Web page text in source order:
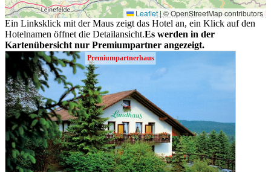
Leaflet | © OpenStreetMap contributors
Ein Linksklick mit der Maus zeigt das Hotel an, ein Klick auf den
Hotelnamen öffnet die Detailansicht.Es werden in der
Kartenübersicht nur Premiumpartner angezeigt.
Premiumpartnerhaus